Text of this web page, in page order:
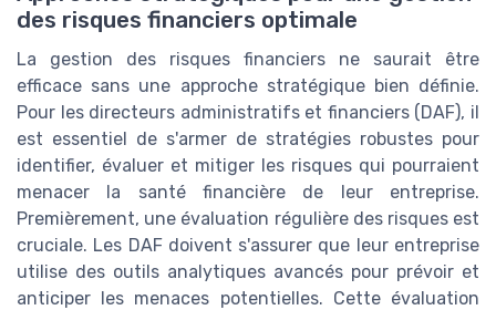
des risques financiers optimale
La gestion des risques financiers ne saurait être
efficace sans une approche stratégique bien définie.
Pour les directeurs administratifs et financiers (DAF), il
est essentiel de s'armer de stratégies robustes pour
identifier, évaluer et mitiger les risques qui pourraient
menacer la santé financière de leur entreprise.
Premièrement, une évaluation régulière des risques est
cruciale. Les DAF doivent s'assurer que leur entreprise
utilise des outils analytiques avancés pour prévoir et
anticiper les menaces potentielles. Cette évaluation